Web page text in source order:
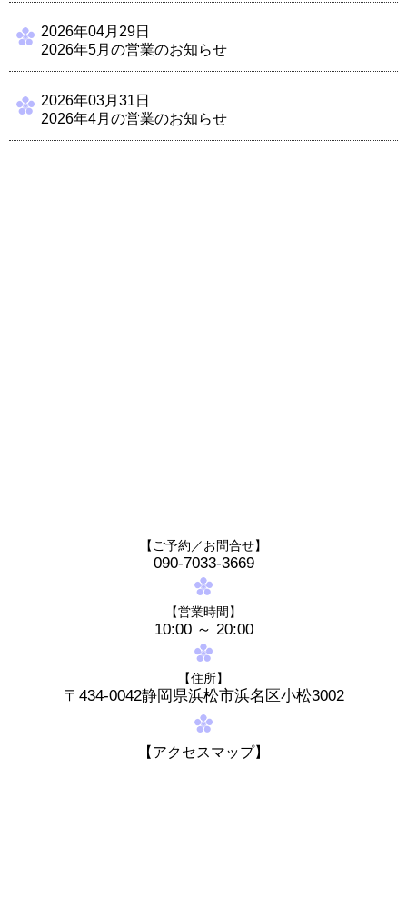
2026年04月29日
2026年5月の営業のお知らせ
2026年03月31日
2026年4月の営業のお知らせ
【ご予約／お問合せ】
090-7033-3669
【営業時間】
10:00 ～ 20:00
【住所】
〒434-0042静岡県浜松市浜名区小松3002
【アクセスマップ】